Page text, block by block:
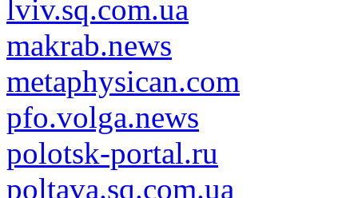
lviv.sq.com.ua
makrab.news
metaphysican.com
pfo.volga.news
polotsk-portal.ru
poltava.sq.com.ua